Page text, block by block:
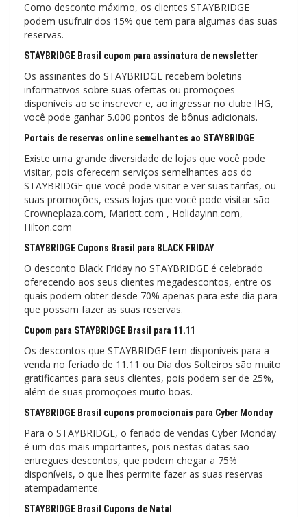
Como desconto máximo, os clientes STAYBRIDGE
podem usufruir dos 15% que tem para algumas das suas
reservas.
STAYBRIDGE Brasil cupom para assinatura de newsletter
Os assinantes do STAYBRIDGE recebem boletins
informativos sobre suas ofertas ou promoções
disponíveis ao se inscrever e, ao ingressar no clube IHG,
você pode ganhar 5.000 pontos de bônus adicionais.
Portais de reservas online semelhantes ao STAYBRIDGE
Existe uma grande diversidade de lojas que você pode
visitar, pois oferecem serviços semelhantes aos do
STAYBRIDGE que você pode visitar e ver suas tarifas, ou
suas promoções, essas lojas que você pode visitar são
Crowneplaza.com, Mariott.com , Holidayinn.com,
Hilton.com
STAYBRIDGE Cupons Brasil para BLACK FRIDAY
O desconto Black Friday no STAYBRIDGE é celebrado
oferecendo aos seus clientes megadescontos, entre os
quais podem obter desde 70% apenas para este dia para
que possam fazer as suas reservas.
Cupom para STAYBRIDGE Brasil para 11.11
Os descontos que STAYBRIDGE tem disponíveis para a
venda no feriado de 11.11 ou Dia dos Solteiros são muito
gratificantes para seus clientes, pois podem ser de 25%,
além de suas promoções muito boas.
STAYBRIDGE Brasil cupons promocionais para Cyber ​​Monday
Para o STAYBRIDGE, o feriado de vendas Cyber ​​Monday
é um dos mais importantes, pois nestas datas são
entregues descontos, que podem chegar a 75%
disponíveis, o que lhes permite fazer as suas reservas
atempadamente.
STAYBRIDGE Brasil Cupons de Natal